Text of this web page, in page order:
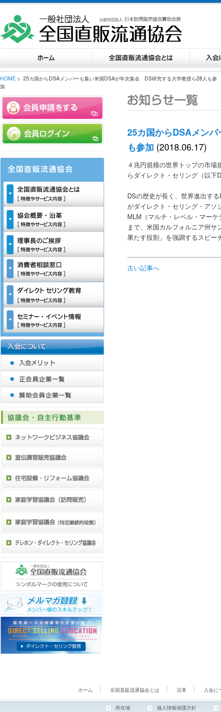
HOME > 25カ国からDSAメンバーも集い米国DSAが年次集会 DS研究する大学教授ら28人も参
加
25カ国からDSAメン
も参加 (2018.06.17)
４兆円規模の世界トップの市
らダイレクト・セリング（以
DSの歴史が長く、世界進出す
がダイレクト・セリング・アソ
MLM（マルチ・レベル・マー
まで、米国カルフォルニア州
果たす役割」を強調するスピ
古い記事へ
ホーム 全国直販流通協会とは 沿革 入会に
所在地 個人情報保護方針